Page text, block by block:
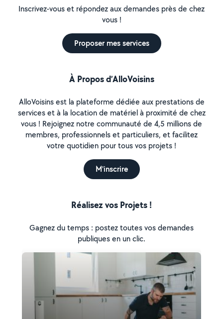
Inscrivez-vous et répondez aux demandes près de chez
vous !
Proposer mes services
À Propos d’AlloVoisins
AlloVoisins est la plateforme dédiée aux prestations de
services et à la location de matériel à proximité de chez
vous ! Rejoignez notre communauté de 4,5 millions de
membres, professionnels et particuliers, et facilitez
votre quotidien pour tous vos projets !
M'inscrire
Réalisez vos Projets !
Gagnez du temps : postez toutes vos demandes
publiques en un clic.